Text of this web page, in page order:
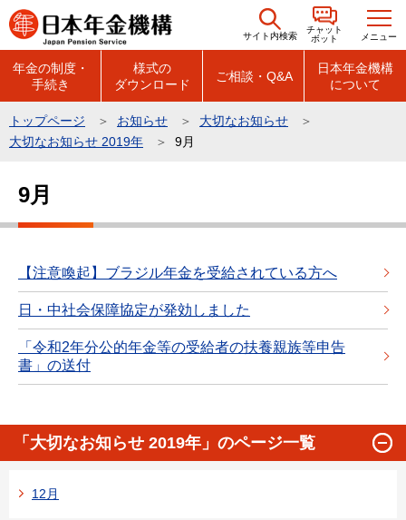
こ
の
す
サイト内検索
チャット
ボット
メニュー
年金の制度・
手続き
様式の
ダウンロード
ご相談・Q&A
日本年金機構
について
トップページ お知らせ
大切なお知らせ
大切なお知らせ 2019年
9月
こ
9月
【注意喚起】ブラジル年金を受給されている方へ
日・中社会保障協定が発効しました
「令和2年分公的年金等の受給者の扶養親族等申告
書」の送付
「大切なお知らせ 2019年」のページ一覧
12月